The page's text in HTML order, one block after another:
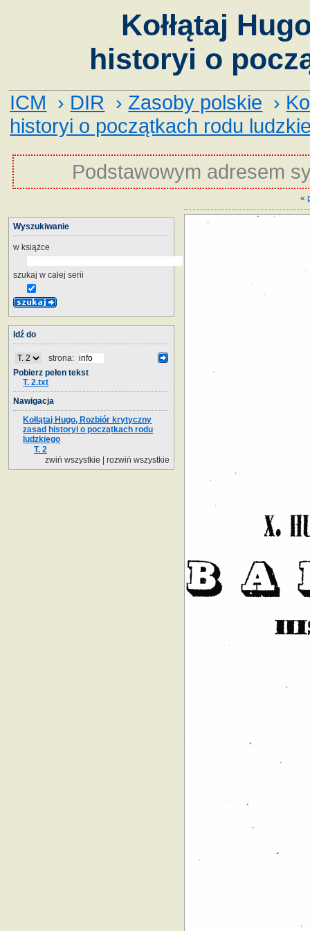
Kołłątaj
historyi o
ICM › DIR › Zasoby polskie ›
historyi o początkach rodu
Podstawowym adresem
«
Wyszukiwanie
w książce
szukaj w całej serii
Idź do
strona:
Pobierz pełen tekst
T. 2.txt
Nawigacja
Kołłątaj Hugo, Rozbiór krytyczny
zasad historyi o początkach rodu
ludzkiego
T. 2
zwiń wszystkie
rozwiń wszystkie